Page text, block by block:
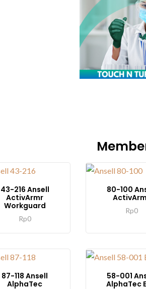
43-216 Ansell
ActivArmr
Workguard
Rp0
80-100
Rp0
87-118 Ansell
AlphaTec
58-001
AlphaTec